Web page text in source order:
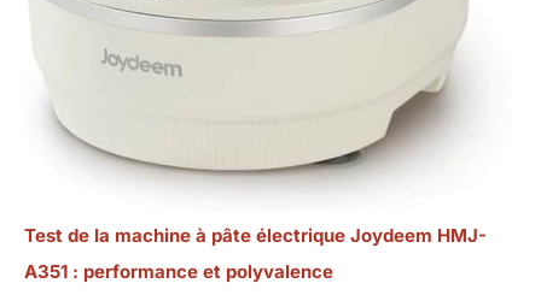
Test de la machine à pâte électrique Joydeem HMJ-
A351 : performance et polyvalence